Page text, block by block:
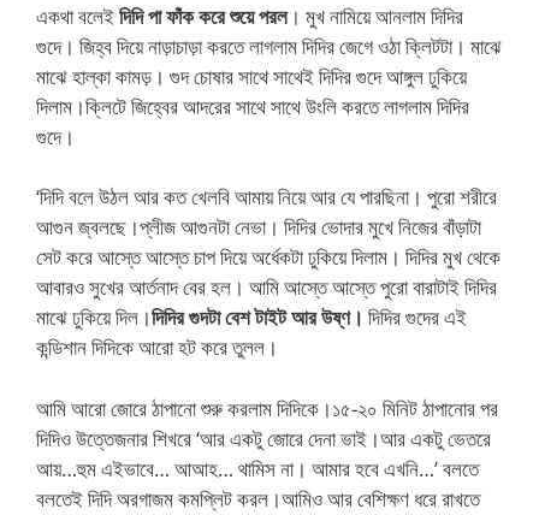
একথা বলেইদিদি পা ফাঁক করে শুয়ে পরল। মুখ নামিয়ে আনলাম দিদির
গুদে। জিহ্ব দিয়ে নাড়াচাড়া করতে লাগলাম দিদির জেগে ওঠা ক্লিটটা। মাঝে
মাঝে হাল্কা কামড়। গুদ চোষার সাথে সাথেই দিদির গুদে আঙ্গুল ঢুকিয়ে
দিলাম।ক্লিটে জিহ্বের আদরের সাথে সাথে উংলি করতে লাগলাম দিদির
গুদে।
‘দিদি বলে উঠল আর কত খেলবি আমায় নিয়ে আর যে পারছিনা। পুরো শরীরে
আগুন জ্বলছে।প্লীজ আগুনটা নেভা। দিদির ভোদার মুখে নিজের বাঁড়াটা
সেট করে আস্তে আস্তে চাপ দিয়ে অর্ধেকটা ঢুকিয়ে দিলাম। দিদির মুখ থেকে
আবারও সুখের আর্তনাদ বের হল। আমি আস্তে আস্তে পুরো বারাটাই দিদির
মাঝে ঢুকিয়ে দিল।দিদির গুদটা বেশ টাইট আর উষ্ণ। দিদির গুদের এই
কন্ডিশান দিদিকে আরো হট করে তুলল।
আমি আরো জোরে ঠাপানো শুরু করলাম দিদিকে।১৫-২০ মিনিট ঠাপানোর পর
দিদিও উত্তেজনার শিখরে ‘আর একটু জোরে দেনা ভাই।আর একটু ভেতরে
আয়…হুম এইভাবে… আআহ… থামিস না। আমার হবে এখনি…’ বলতে
বলতেই দিদি অরগাজম কমপ্লিট করল।আমিও আর বেশিক্ষণ ধরে রাখতে